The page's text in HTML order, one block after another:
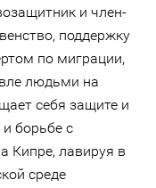
и член-
поддержку
по миграции,
людьми на
себя защите и
борьбе с
Кипре, лавируя в
среде